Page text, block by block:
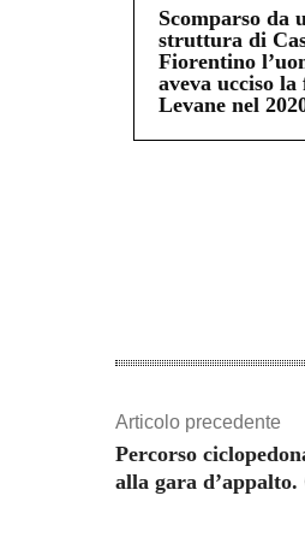
Scomparso da
struttura di
Fiorentino
aveva ucciso
Levane nel
Articolo precedente
Percorso
alla gara